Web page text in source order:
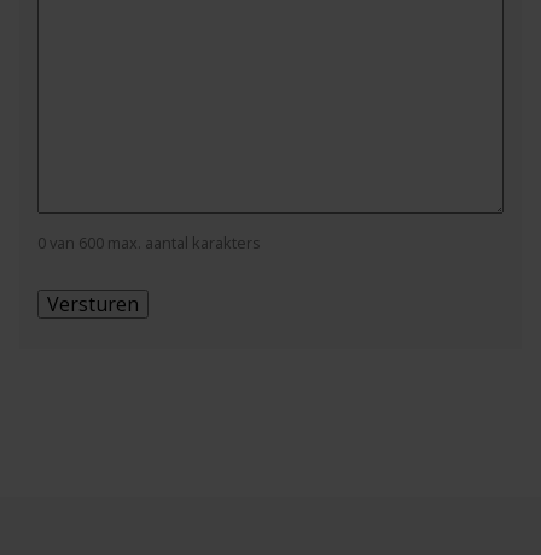
0 van 600 max. aantal karakters